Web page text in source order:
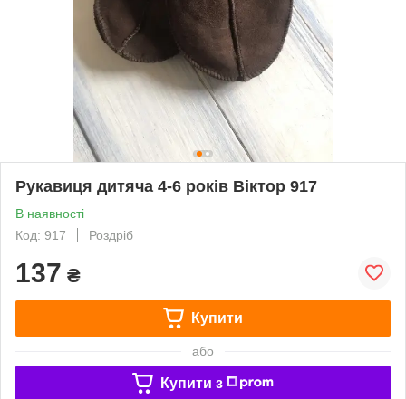
Рукавиця дитяча 4-6 років Віктор 917
В наявності
Код: 917
Роздріб
137 ₴
Купити
або
Купити з